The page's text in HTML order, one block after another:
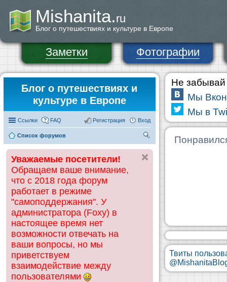
Mishanita.ru
Блог о путешествиях и культуре в Европе
Заметки Фотографии
Блог о путешествиях и
культуре в Европе
Ссылки FAQ Вход
Регистрация
Список форумов
ск
Уважаемые посетители!
Обращаем ваше внимание,
что с 2018 года форум
работает в режиме
"самоподдержания". У
администратора (Foxy) в
настоящее время нет
возможности отвечать на
ваши вопросы, но мы
приветствуем
взаимодействие между
пользователями
Не забывай
Мы
Мы в
Твиты